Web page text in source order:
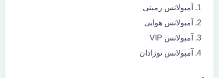
آمبولانس زمینی
آمبولانس هوایی
آمبولانس VIP
آمبولانس نوزادان